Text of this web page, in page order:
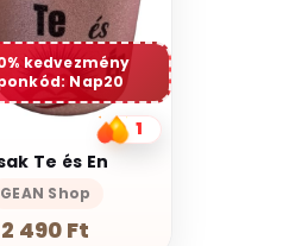
kedvezmény
Nap20
1
Te és En
GEAN Shop
2 490 Ft